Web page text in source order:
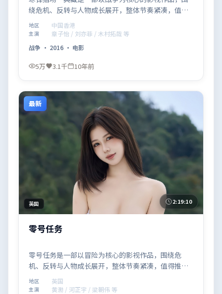
绕危机、反转与人物成长展开，整体节奏紧凑，值得
推荐观看。
地区 中国香港
主演
章子怡 / 刘亦菲 / 木村拓哉 等
战争 · 2016 · 电影
5万 3.1千 10年前
最新
英国 2:19:10
零号任务
零号任务是一部以冒险为核心的影视作品，围绕危
机、反转与人物成长展开，整体节奏紧凑，值得推荐
观看。
地区 英国
主演
黄渤 / 河正宇 / 梁朝伟 等